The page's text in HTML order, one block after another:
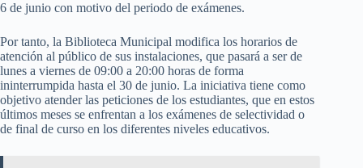
6 de junio con motivo del periodo de exámenes.
Por tanto, la Biblioteca Municipal modifica los horarios de
atención al público de sus instalaciones, que pasará a ser de
lunes a viernes de 09:00 a 20:00 horas de forma
ininterrumpida hasta el 30 de junio. La iniciativa tiene como
objetivo atender las peticiones de los estudiantes, que en estos
últimos meses se enfrentan a los exámenes de selectividad o
de final de curso en los diferentes niveles educativos.